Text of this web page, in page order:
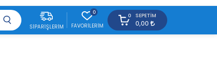
SIPARIŞLERIM
0
FAVORILERIM
0 SEPETIM
0,00